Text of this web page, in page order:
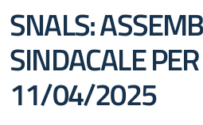
SNALS:
SINDACALE
11/04/2025